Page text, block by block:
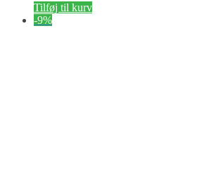
Tilføj til kurv
-9%